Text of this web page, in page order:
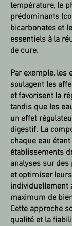
température, le
prédominants
bicarbonates et
essentiels à la
de cure.
Par exemple, les
soulagent les
et favorisent la
tandis que les
un effet
digestif. La
chaque eau
établissements
analyses sur
et optimiser
individuellement
maximum de
Cette approche
qualité et la